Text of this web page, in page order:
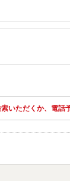
いただくか、電話